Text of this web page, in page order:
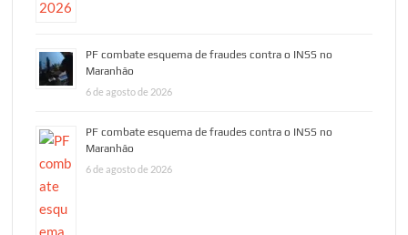
PF combate esquema de fraudes contra o INSS no
Maranhão
6 de agosto de 2026
PF combate esquema de fraudes contra o INSS no
Maranhão
6 de agosto de 2026